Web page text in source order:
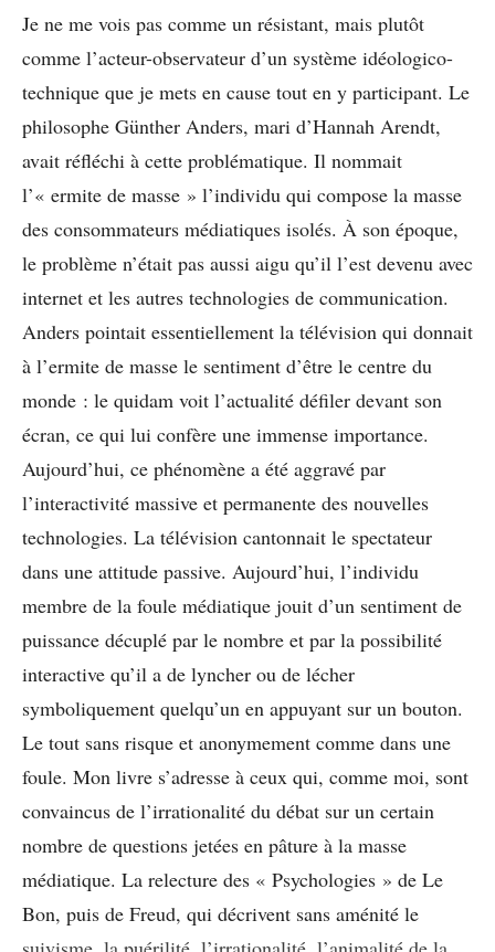
Je ne me vois pas comme un résistant, mais plutôt
comme l’acteur-observateur d’un système idéologico-
technique que je mets en cause tout en y participant. Le
philosophe Günther Anders, mari d’Hannah Arendt,
avait réfléchi à cette problématique. Il nommait
l’« ermite de masse » l’individu qui compose la masse
des consommateurs médiatiques isolés. À son époque,
le problème n’était pas aussi aigu qu’il l’est devenu avec
internet et les autres technologies de communication.
Anders pointait essentiellement la télévision qui donnait
à l’ermite de masse le sentiment d’être le centre du
monde : le quidam voit l’actualité défiler devant son
écran, ce qui lui confère une immense importance.
Aujourd’hui, ce phénomène a été aggravé par
l’interactivité massive et permanente des nouvelles
technologies. La télévision cantonnait le spectateur
dans une attitude passive. Aujourd’hui, l’individu
membre de la foule médiatique jouit d’un sentiment de
puissance décuplé par le nombre et par la possibilité
interactive qu’il a de lyncher ou de lécher
symboliquement quelqu’un en appuyant sur un bouton.
Le tout sans risque et anonymement comme dans une
foule. Mon livre s’adresse à ceux qui, comme moi, sont
convaincus de l’irrationalité du débat sur un certain
nombre de questions jetées en pâture à la masse
médiatique. La relecture des « Psychologies » de Le
Bon, puis de Freud, qui décrivent sans aménité le